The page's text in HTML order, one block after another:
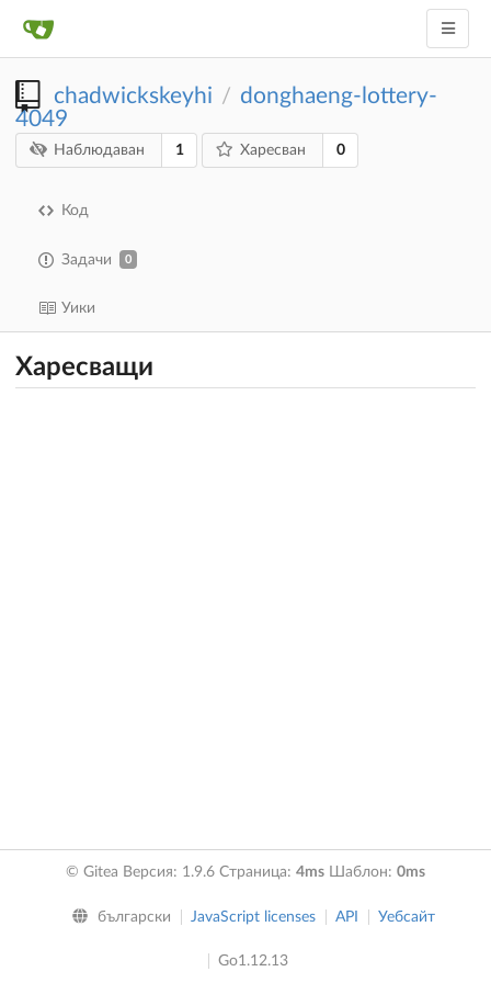
chadwickskeyhi / donghaeng-lottery-
4049
Наблюдаван 1 Харесван 0
Код
Задачи 0
Уики
Харесващи
© Gitea Версия: 1.9.6 Страница: 4ms Шаблон: 0ms
български JavaScript licenses API Уебсайт
Go1.12.13